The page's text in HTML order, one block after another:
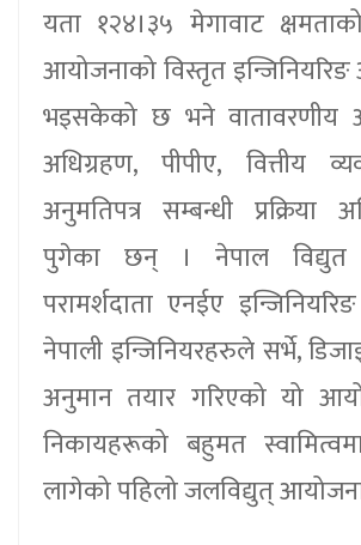
यता १२४।३५ मेगावाट
आयोजनाको विस्तृत
भइसकेको छ भने वातावरणीय
अधिग्रहण, पीपीए, वित्तीय
अनुमतिपत्र सम्बन्धी प्रक्रिया
पुगेका छन् । नेपाल विद्युत
परामर्शदाता एनईए
नेपाली इन्जिनियरहरुले सर्भे,
अनुमान तयार गरिएको यो
निकायहरूको बहुमत
लागेको पहिलो जलविद्युत्